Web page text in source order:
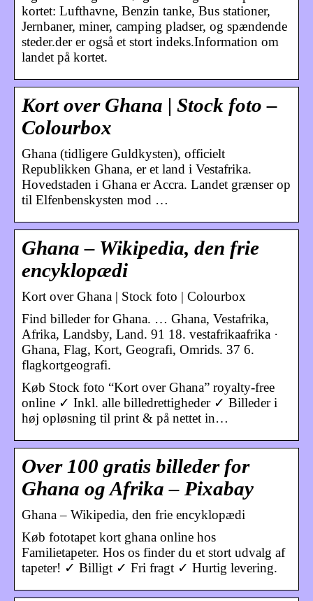
kortet: Lufthavne, Benzin tanke, Bus stationer,
Jernbaner, miner, camping pladser, og spændende
steder.der er også et stort indeks.Information om
landet på kortet.
Kort over Ghana | Stock foto –
Colourbox
Ghana (tidligere Guldkysten), officielt
Republikken Ghana, er et land i Vestafrika.
Hovedstaden i Ghana er Accra. Landet grænser op
til Elfenbenskysten mod …
Ghana – Wikipedia, den frie
encyklopædi
Kort over Ghana | Stock foto | Colourbox
Find billeder for Ghana. … Ghana, Vestafrika,
Afrika, Landsby, Land. 91 18. vestafrikaafrika ·
Ghana, Flag, Kort, Geografi, Omrids. 37 6.
flagkortgeografi.
Køb Stock foto “Kort over Ghana” royalty-free
online ✓ Inkl. alle billedrettigheder ✓ Billeder i
høj opløsning til print & på nettet in…
Over 100 gratis billeder for
Ghana og Afrika – Pixabay
Ghana – Wikipedia, den frie encyklopædi
Køb fototapet kort ghana online hos
Familietapeter. Hos os finder du et stort udvalg af
tapeter! ✓ Billigt ✓ Fri fragt ✓ Hurtig levering.